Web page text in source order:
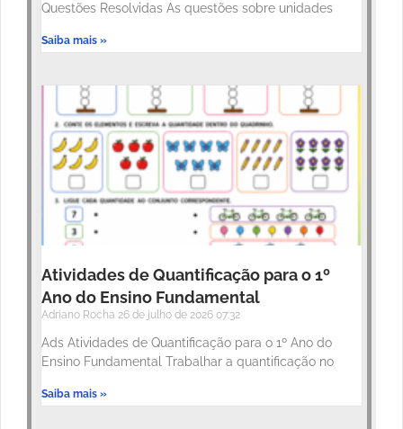
Questões Resolvidas As questões sobre unidades
Saiba mais »
Atividades de Quantificação para o 1º
Ano do Ensino Fundamental
Adriano Rocha 26 de julho de 2026 07:32
Ads Atividades de Quantificação para o 1º Ano do
Ensino Fundamental Trabalhar a quantificação no
Saiba mais »